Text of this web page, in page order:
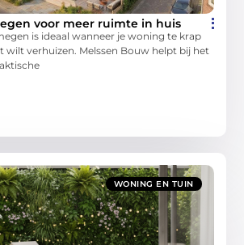
voor meer ruimte in huis
is ideaal wanneer je woning te krap
wilt verhuizen. Melssen Bouw helpt bij het
WONING EN TUIN